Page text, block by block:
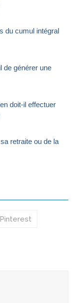
du cumul intégral
de générer une
doit-il effectuer
retraite ou de la
Pinterest